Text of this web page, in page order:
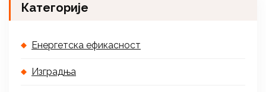
Категорије
Енергетска ефикасност
Изградња